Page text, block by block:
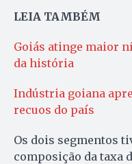
LEIA TAMBÉM
Goiás atinge maior
da história
Indústria goiana
recuos do país
Os dois segmentos
composição da taxa